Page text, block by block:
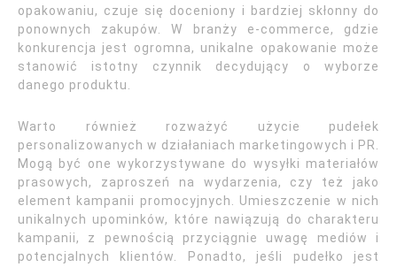
opakowaniu, czuje się doceniony i bardziej skłonny do
ponownych zakupów. W branży e-commerce, gdzie
konkurencja jest ogromna, unikalne opakowanie może
stanowić istotny czynnik decydujący o wyborze
danego produktu.
Warto również rozważyć użycie pudełek
personalizowanych w działaniach marketingowych i PR.
Mogą być one wykorzystywane do wysyłki materiałów
prasowych, zaproszeń na wydarzenia, czy też jako
element kampanii promocyjnych. Umieszczenie w nich
unikalnych upominków, które nawiązują do charakteru
kampanii, z pewnością przyciągnie uwagę mediów i
potencjalnych klientów. Ponadto, jeśli pudełko jest